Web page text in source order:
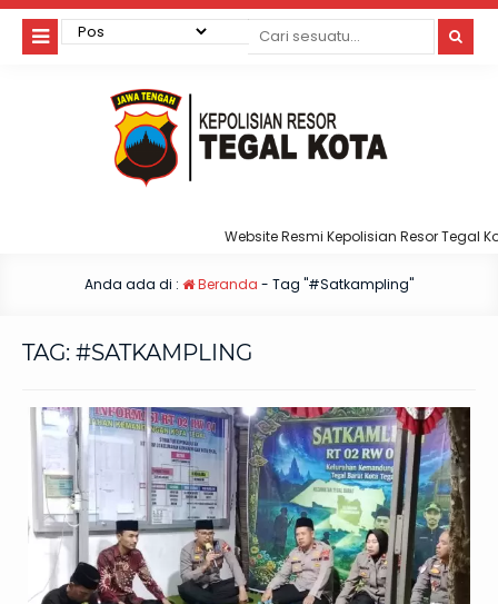
Website Resmi Kepolisian Resor Tegal Kota
Anda ada di : Beranda - Tag "#Satkampling"
TAG: #SATKAMPLING